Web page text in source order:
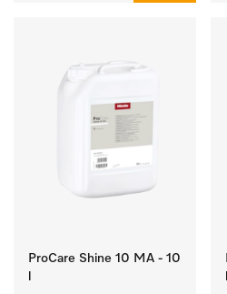
ProCare Shine 10 MA - 10